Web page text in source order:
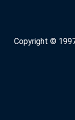
Copyright ©